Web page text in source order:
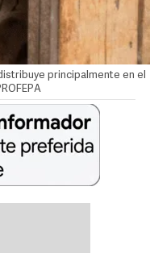
principalmente en el